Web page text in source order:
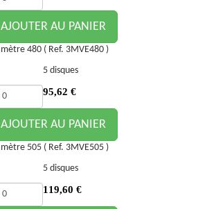
AJOUTER AU PANIER
480 ( Ref. 3MVE480 )
5 disques
95,62 €
AJOUTER AU PANIER
505 ( Ref. 3MVE505 )
5 disques
119,60 €